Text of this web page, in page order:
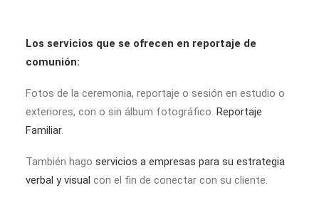
Los servicios que se ofrecen en reportaje de
comunión:
Fotos de la ceremonia, reportaje o sesión en estudio o
exteriores, con o sin álbum fotográfico. Reportaje
Familiar.
También hago servicios a empresas para su estrategia
verbal y visual con el fin de conectar con su cliente.